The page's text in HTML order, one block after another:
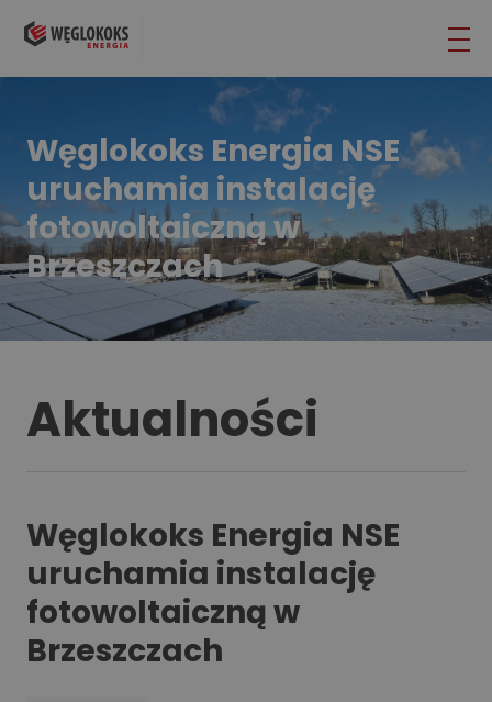
Węglokoks Energia NSE
uruchamia instalację
fotowoltaiczną w
Brzeszczach
Aktualności
Węglokoks Energia NSE
uruchamia instalację
fotowoltaiczną w
Brzeszczach